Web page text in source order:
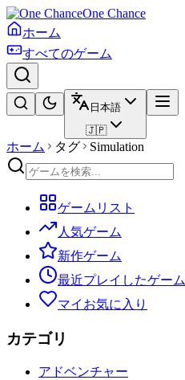
One Chance
ホーム
すべてのゲーム
日本語
🇯🇵
ホーム タグ Simulation
ゲームリスト
人気ゲーム
新作ゲーム
最近プレイしたゲーム
マイお気に入り
カテゴリ
アドベンチャー